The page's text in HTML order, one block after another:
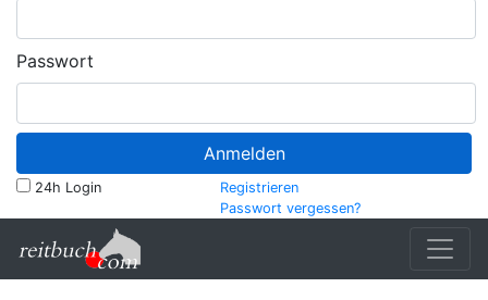
Passwort
Anmelden
24h Login
Registrieren
Passwort vergessen?